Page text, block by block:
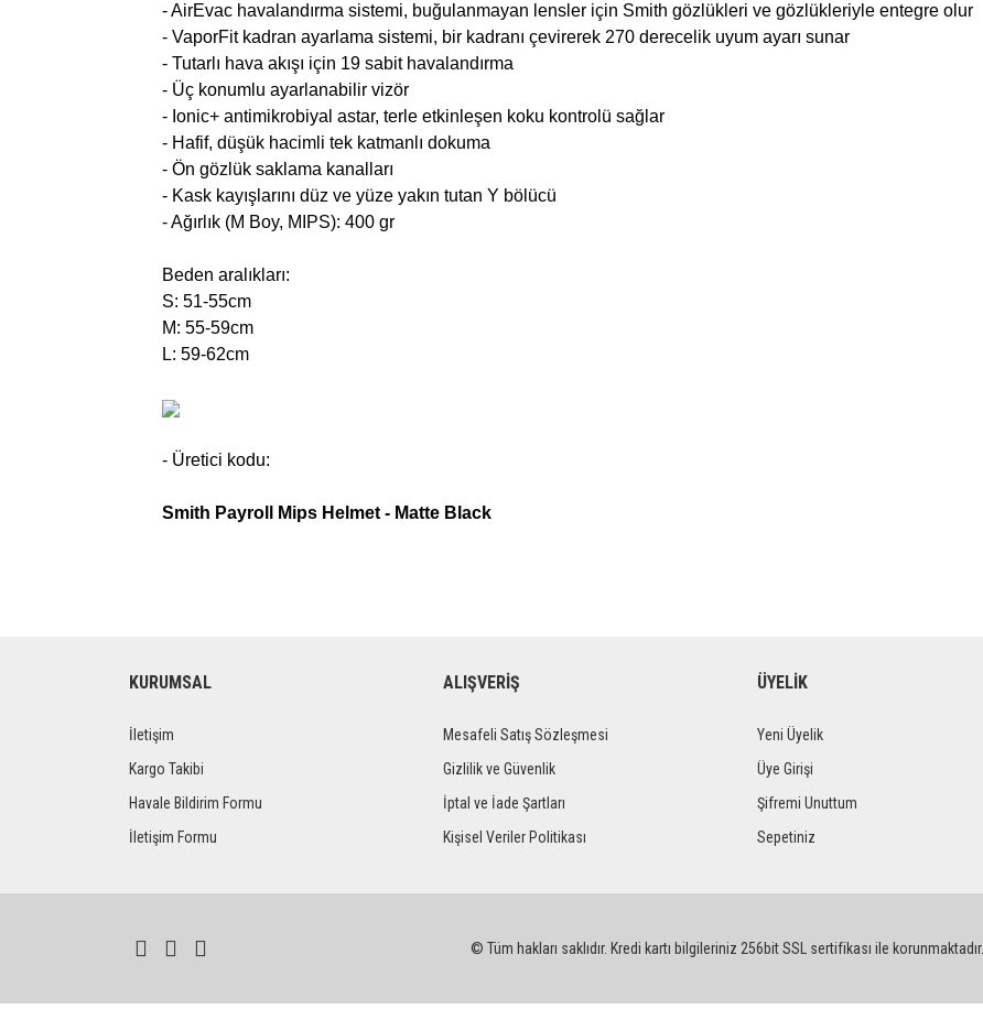
- AirEvac havalandırma sistemi, buğulanmayan lensler için Smith gözlükleri ve gözlükleriyle entegre olur
- VaporFit kadran ayarlama sistemi, bir kadranı çevirerek 270 derecelik uyum ayarı sunar
- Tutarlı hava akışı için 19 sabit havalandırma
- Üç konumlu ayarlanabilir vizör
- Ionic+ antimikrobiyal astar, terle etkinleşen koku kontrolü sağlar
- Hafif, düşük hacimli tek katmanlı dokuma
- Ön gözlük saklama kanalları
- Kask kayışlarını düz ve yüze yakın tutan Y bölücü
- Ağırlık (M Boy, MIPS): 400 gr
Beden aralıkları:
S: 51-55cm
M: 55-59cm
L: 59-62cm
- Üretici kodu:
Smith Payroll Mips Helmet - Matte Black
KURUMSAL
İletişim
Kargo Takibi
Havale Bildirim Formu
İletişim Formu
ALIŞVERİŞ
Mesafeli Satış Sözleşmesi
Gizlilik ve Güvenlik
İptal ve İade Şartları
Kişisel Veriler Politikası
ÜYELİK
Yeni Üyelik
Üye Girişi
Şifremi Unuttum
Sepetiniz
© Tüm hakları saklıdır. Kredi kartı bilgileriniz 256bit SSL sertifikası ile korunmaktadır.